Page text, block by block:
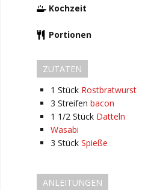
Kochzeit
Portionen
ZUTATEN
1 Stück Rostbratwurst
3 Streifen bacon
1 1/2 Stück Datteln
Wasabi
3 Stück Spieße
ANLEITUNGEN